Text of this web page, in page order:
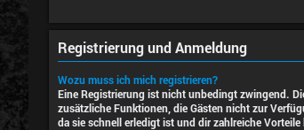
Registrierung und Anmeldung
Wozu muss ich mich registrieren?
Eine Registrierung ist nicht unbedingt zwingend.
zusätzliche Funktionen, die Gästen nicht zur
da sie schnell erledigt ist und dir zahlreiche Vorteile